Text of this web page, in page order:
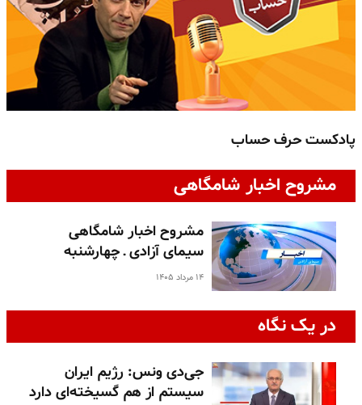
پادکست حرف حساب
مشروح اخبار شامگاهی
مشروح اخبار شامگاهی
سیمای آزادی ـ چهارشنبه
۱۴ مرداد ۱۴۰۵
در یک نگاه
جی‌دی ونس: رژیم ایران
سیستم از هم گسیخته‌ای دارد